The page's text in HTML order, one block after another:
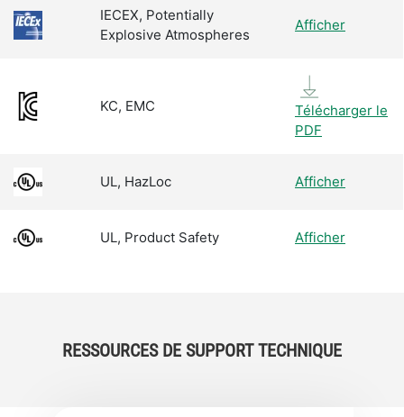
IECEX, Potentially
Explosive Atmospheres
Afficher
KC, EMC
Télécharger le
PDF
UL, HazLoc Afficher
UL, Product Safety Afficher
RESSOURCES DE SUPPORT TECHNIQUE